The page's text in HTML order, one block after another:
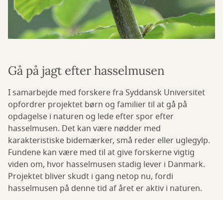
Gå på jagt efter hasselmusen
I samarbejde med forskere fra Syddansk Universitet
opfordrer projektet børn og familier til at gå på
opdagelse i naturen og lede efter spor efter
hasselmusen. Det kan være nødder med
karakteristiske bidemærker, små reder eller uglegylp.
Fundene kan være med til at give forskerne vigtig
viden om, hvor hasselmusen stadig lever i Danmark.
Projektet bliver skudt i gang netop nu, fordi
hasselmusen på denne tid af året er aktiv i naturen.